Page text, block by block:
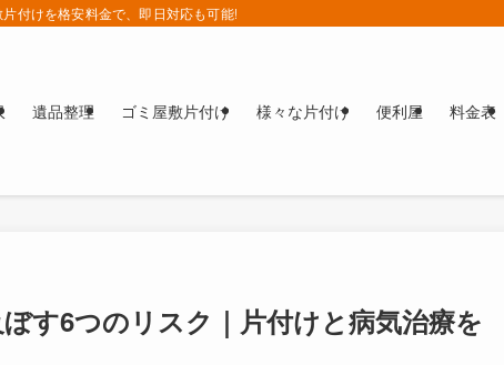
付けを格安料金で、即日対応も可能!!
遺品整理 ゴミ屋敷片付け 様々な片付け 便利屋 料金表
す6つのリスク｜片付けと病気治療を